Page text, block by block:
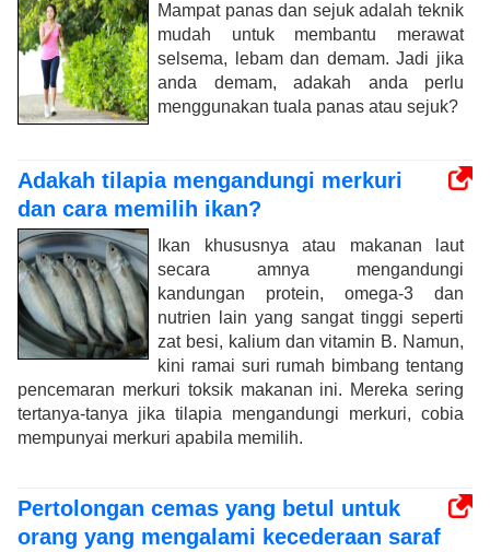
Mampat panas dan sejuk adalah teknik
mudah untuk membantu merawat
selsema, lebam dan demam. Jadi jika
anda demam, adakah anda perlu
menggunakan tuala panas atau sejuk?
Adakah tilapia mengandungi merkuri
dan cara memilih ikan?
Ikan khususnya atau makanan laut
secara amnya mengandungi
kandungan protein, omega-3 dan
nutrien lain yang sangat tinggi seperti
zat besi, kalium dan vitamin B. Namun,
kini ramai suri rumah bimbang tentang
pencemaran merkuri toksik makanan ini. Mereka sering
tertanya-tanya jika tilapia mengandungi merkuri, cobia
mempunyai merkuri apabila memilih.
Pertolongan cemas yang betul untuk
orang yang mengalami kecederaan saraf